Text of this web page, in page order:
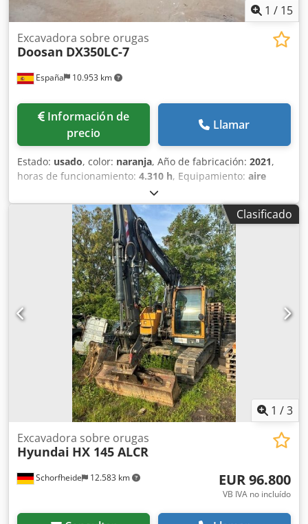
1 / 15
España 10.953 km
Excavadora sobre orugas
Doosan DX350LC-7
Información de
precio
Llamar
Estado: usado, color: naranja, Año de fabricación: 2021,
horas de funcionamiento: 4.310 h, Equipamiento: aire
, Peso en vacío: 36.000 kg Dimensiones
(lxanxal): 1141 x 300 x 364 cm Ancho de cadena de oruga:
60 cm = Más opciones y accesorios = - Sistema de
lubricación central = Comentarios = Ubicación: Casarrubios
del monte (Toledo) La excavadora DX350LC-7 es la primera
excavadora de orugas de 36 toneladas de Fase V que
incorpora la innovadora tecnología D-Ecopower de
Doosan. El D-Ecopower permite obtener mayor
productividad con un menor consumo de combustible por
hora de trabajo. Dsdpfjzb Ndtjx Anfskr precio: PRECIO A
CONSULTAR Estabilizadores: No Altura de excav: 9.980 mm
Alcance horizontal: 10.600 mm Profundidad excav: 6.940
mm Brazo: 6,5 / 2,6 m Motor de arranque: 24 V Tipo de
enganche: S100-29424 configuración del eje: Orugas de
Clasificado
1 /3
Schorfheide 12.583 km
Excavadora sobre orugas
Hyundai HX 145 ALCR
EUR 96.800
VB IVA no incluído